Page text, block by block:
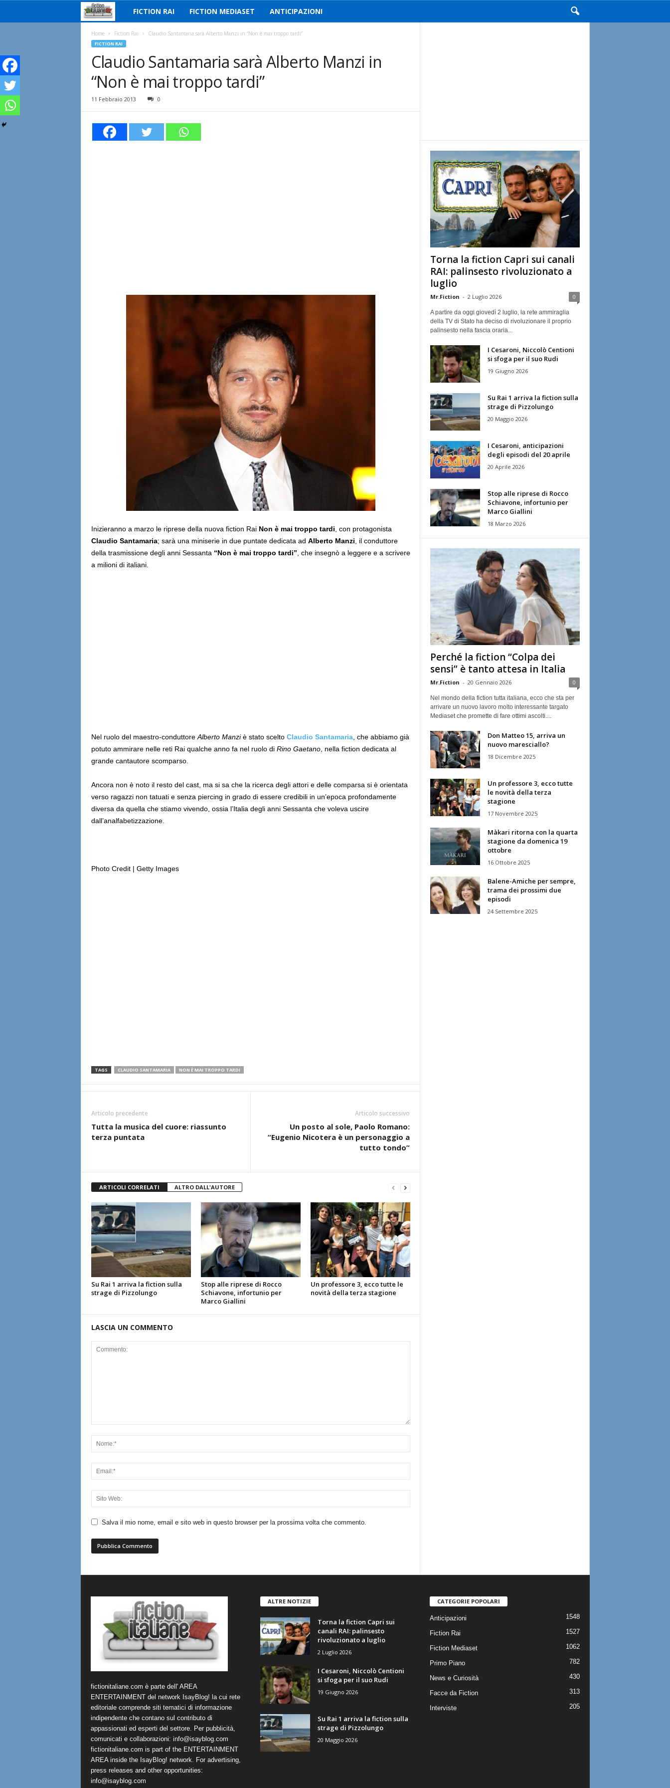
i
i
n
n
FICTION RAI FICTION MEDIASET ANTICIPAZIONI
Home Fiction Rai Claudio Santamaria sarà Alberto Manzi in “Non è mai troppo tardi”
FICTION RAI
Claudio Santamaria sarà Alberto Manzi in
“Non è mai troppo tardi”
11 Febbraio 2013 0
Inizieranno a marzo le riprese della nuova fiction Rai Non è mai troppo tardi , con protagonista
Claudio Santamaria; sarà una miniserie in due puntate dedicata ad Alberto Manzi , il conduttore
della trasmissione degli anni Sessanta “Non è mai troppo tardi” , che insegnò a leggere e a scrivere
a milioni di italiani.
Nel ruolo del maestro-conduttore Alberto Manziè stato scelto Claudio Santamaria, che abbiamo già
potuto ammirare nelle reti Rai qualche anno fa nel ruolo di Rino Gaetano, nella fiction dedicata al
grande cantautore scomparso.
Ancora non è noto il resto del cast, ma si sa che la ricerca degli attori e delle comparsa si è orientata
verso ragazzi non tatuati e senza piercing in grado di essere credibili in un’epoca profondamente
diversa da quella che stiamo vivendo, ossia l’Italia degli anni Sessanta che voleva uscire
dall’analfabetizzazione.
Photo Credit | Getty Images
TAGS CLAUDIO SANTAMARIA NON È MAI TROPPO TARDI
Articolo precedente
Tutta la musica del cuore: riassunto
terza puntata
Articolo successivo
Un posto al sole, Paolo Romano:
“Eugenio Nicotera è un personaggio a
tutto tondo”
ARTICOLI CORRELATI ALTRO DALL'AUTORE
Su Rai 1 arriva la fiction sulla
strage di Pizzolungo
Stop alle riprese di Rocco
Schiavone, infortunio per
Marco Giallini
Un professore 3, ecco tutte le
novità della terza stagione
LASCIA UN COMMENTO
Salva il mio nome, email e sito web in questo browser per la prossima volta che commento.
Torna la fiction Capri sui canali
RAI: palinsesto rivoluzionato a
luglio
Mr.Fiction - 2 Luglio 2026 0
A partire da oggi giovedì 2 luglio, la rete ammiraglia
della TV di Stato ha deciso di rivoluzionare il proprio
palinsesto nella fascia oraria...
I Cesaroni, Niccolò Centioni
si sfoga per il suo Rudi
19 Giugno 2026
Su Rai 1 arriva la fiction sulla
strage di Pizzolungo
20 Maggio 2026
I Cesaroni, anticipazioni
degli episodi del 20 aprile
20 Aprile 2026
Stop alle riprese di Rocco
Schiavone, infortunio per
Marco Giallini
18 Marzo 2026
Perché la fiction “Colpa dei
sensi” è tanto attesa in Italia
Mr.Fiction - 20 Gennaio 2026 0
Nel mondo della fiction tutta italiana, ecco che sta per
arrivare un nuovo lavoro molto interessante targato
Mediaset che promette di fare ottimi ascolti....
Don Matteo 15, arriva un
nuovo maresciallo?
18 Dicembre 2025
Un professore 3, ecco tutte
le novità della terza
stagione
17 Novembre 2025
Màkari ritorna con la quarta
stagione da domenica 19
ottobre
16 Ottobre 2025
Balene-Amiche per sempre,
trama dei prossimi due
episodi
24 Settembre 2025
fictionitaliane.com è parte dell' AREA
ENTERTAINMENT del network IsayBlog! la cui rete
editoriale comprende siti tematici di informazione
indipendente che contano sul contributo di
appassionati ed esperti del settore. Per pubblicità,
comunicati e collaborazioni: info@isayblog.com
fictionitaliane.com is part of the ENTERTAINMENT
AREA inside the IsayBlog! network. For advertising,
press releases and other opportunities:
info@isayblog.com
ALTRE NOTIZIE
Torna la fiction Capri sui
canali RAI: palinsesto
rivoluzionato a luglio
2 Luglio 2026
I Cesaroni, Niccolò Centioni
si sfoga per il suo Rudi
19 Giugno 2026
Su Rai 1 arriva la fiction sulla
strage di Pizzolungo
20 Maggio 2026
CATEGORIE POPOLARI
Anticipazioni 1548
Fiction Rai 1527
Fiction Mediaset 1062
Primo Piano 782
News e Curiosità 430
Facce da Fiction 313
Interviste 205